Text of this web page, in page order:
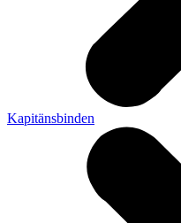
Kapitänsbinden